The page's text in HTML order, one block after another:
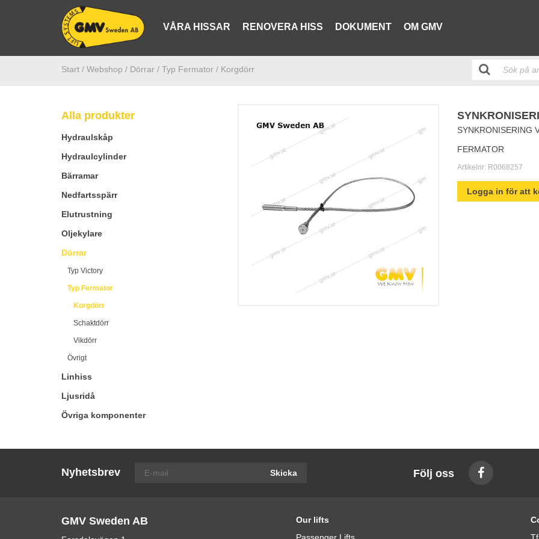
VÅRA HISSAR RENOVERA HISS DOKUMENT OM GMV
Start / Webshop / Dörrar / Typ Fermator / Korgdörr
Alla produkter
Hydraulskåp
Hydraulcylinder
Bärramar
Nedfartsspärr
Elutrustning
Oljekylare
Dörrar
Typ Victory
Typ Fermator
Korgdörr
Schaktdörr
Vikdörr
Övrigt
Linhiss
Ljusridå
Övriga komponenter
SYNKRONISERING
FERMATOR
Artikelnr: R0068257
Logga in för att
Nyhetsbrev Skicka Följ oss
GMV Sweden AB
Our lifts